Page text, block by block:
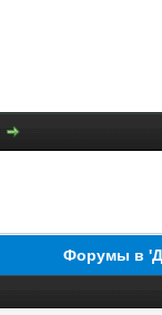
Форумы в